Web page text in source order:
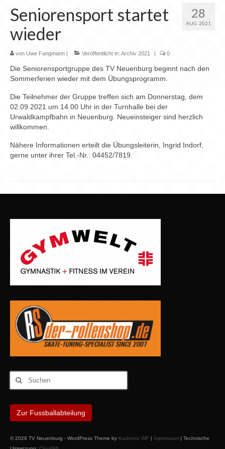
28
AUG. 2021
Seniorensport startet
wieder
von Uwe Fangmann | Veröffentlicht in: Archiv 2021 | 0
Die Seniorensportgruppe des TV Neuenburg beginnt nach den
Sommerferien wieder mit dem Übungsprogramm.
Die Teilnehmer der Gruppe treffen sich am Donnerstag, dem
02.09.2021 um 14.00 Uhr in der Turnhalle bei der
Urwaldkampfbahn in Neuenburg. Neueinsteiger sind herzlich
willkommen.
Nähere Informationen erteilt die Übungsleiterin, Ingrid Indorf,
gerne unter ihrer Tel.-Nr.: 04452/7819.
Suchen
nach:
Zur Fussballabteilung
© 2026 TV Neuenburg - WordPress Theme by Kadence WP | Impressum | Technische